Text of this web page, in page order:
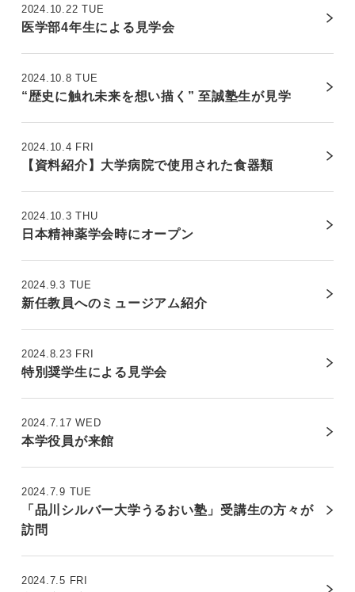
2024.10.22 TUE
医学部4年生による見学会
2024.10.8 TUE
“歴史に触れ未来を想い描く” 至誠塾生が見学
2024.10.4 FRI
【資料紹介】大学病院で使用された食器類
2024.10.3 THU
日本精神薬学会時にオープン
2024.9.3 TUE
新任教員へのミュージアム紹介
2024.8.23 FRI
特別奨学生による見学会
2024.7.17 WED
本学役員が来館
2024.7.9 TUE
「品川シルバー大学うるおい塾」受講生の方々が
訪問
2024.7.5 FRI